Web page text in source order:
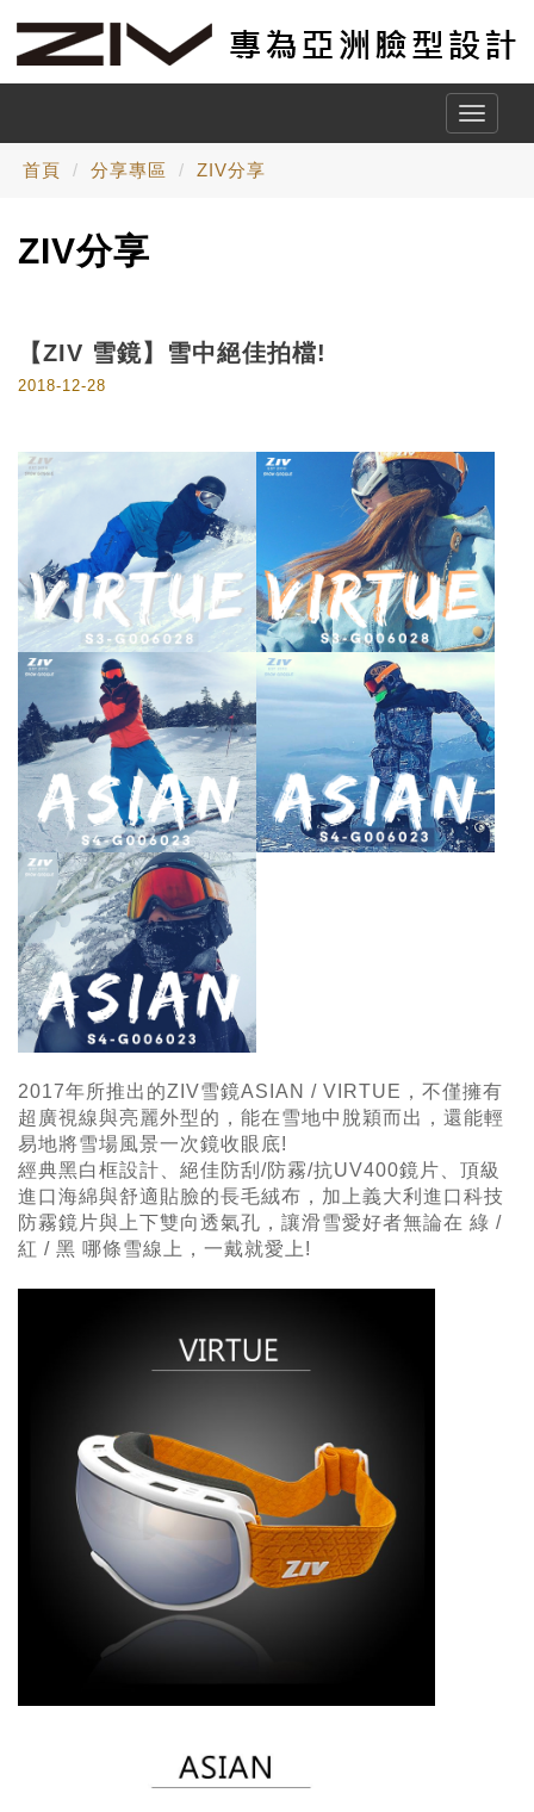
Toggle
首頁 分享專區 ZIV分享
ZIV分享
【ZIV 雪鏡】雪中絕佳拍檔!
2018-12-28
2017年所推出的ZIV雪鏡ASIAN / VIRTUE，不僅擁有
超廣視線與亮麗外型的，能在雪地中脫穎而出，還能輕
易地將雪場風景一次鏡收眼底!
經典黑白框設計、絕佳防刮/防霧/抗UV400鏡片、頂級
進口海綿與舒適貼臉的長毛絨布，加上義大利進口科技
防霧鏡片與上下雙向透氣孔，讓滑雪愛好者無論在 綠 /
紅 / 黑 哪條雪線上，一戴就愛上!